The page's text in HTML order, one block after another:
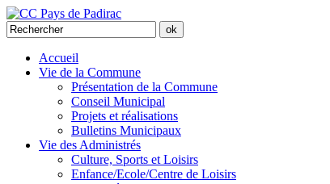
Accueil
Vie de la Commune
Présentation de la Commune
Conseil Municipal
Projets et réalisations
Bulletins Municipaux
Vie des Administrés
Culture, Sports et Loisirs
Enfance/Ecole/Centre de Loisirs